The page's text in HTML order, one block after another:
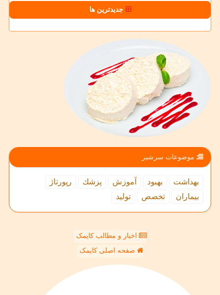
جدیدترین ها
موضوعات سرشیر
بهداشت بهبود آموزش پزشك
رپورتاژ
بیماران
تخصص تولید
اخبار و مطالب کایمک
صفحه اصلی کایمک